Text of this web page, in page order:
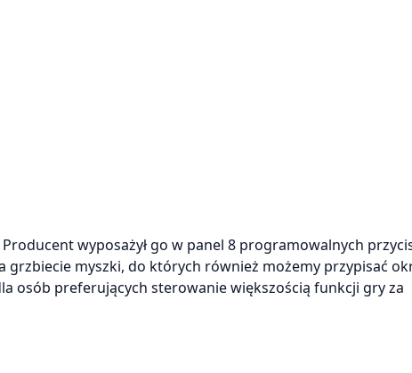
wyposażył go w panel 8 programowalnych
myszki, do których również możemy przypisać
osób preferujących sterowanie większością funkcji gry za